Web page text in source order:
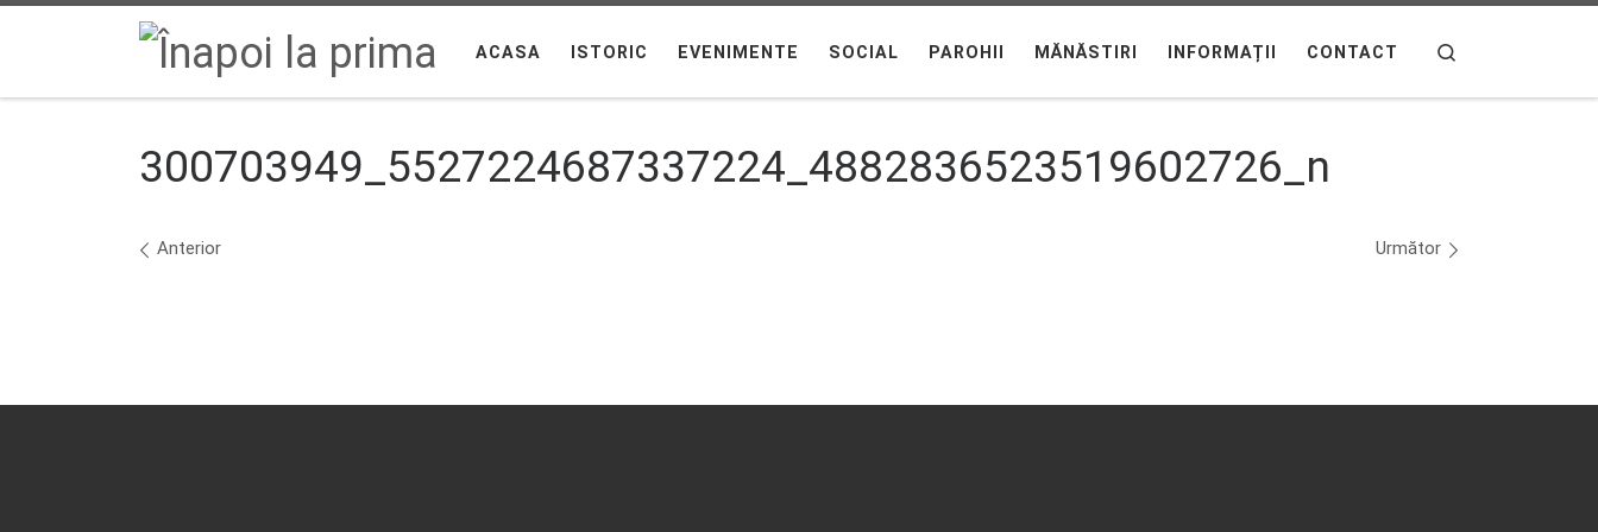
Sari la conținut
ACASA ISTORIC EVENIMENTE SOCIAL PAROHII MĂNĂSTIRI INFORMAȚII CONTACT
300703949_5527224687337224_4882836523519602726_n
Navigare în imagini
Anterior Următor